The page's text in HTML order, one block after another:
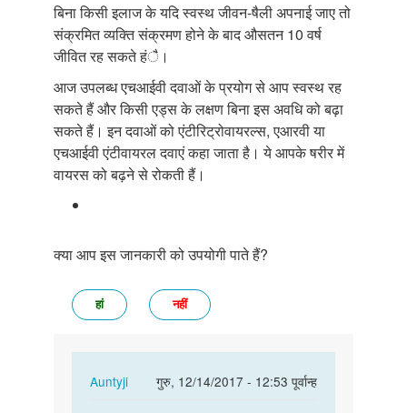
बिना किसी इलाज के यदि स्वस्थ जीवन-षैली अपनाई जाए तो
संक्रमित व्यक्ति संक्रमण होने के बाद औसतन 10 वर्ष
जीवित रह सकते हंै।
आज उपलब्ध एचआईवी दवाओं के प्रयोग से आप स्वस्थ रह
सकते हैं और किसी एड्स के लक्षण बिना इस अवधि को बढ़ा
सकते हैं। इन दवाओं को एंटीरिट्रोवायरल्स, एआरवी या
एचआईवी एंटीवायरल दवाएं कहा जाता है। ये आपके षरीर में
वायरस को बढ़ने से रोकती हैं।
क्या आप इस जानकारी को उपयोगी पाते हैं?
हां नहीं
Auntyji
गुरु, 12/14/2017 - 12:53 पूर्वान्ह
In